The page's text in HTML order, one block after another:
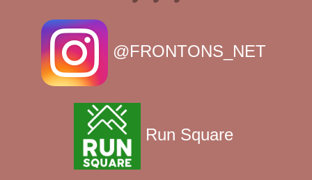
@FRONTONS_NET
Run Square